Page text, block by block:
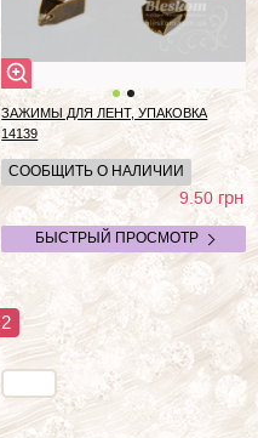
ЗАЖИМЫ ДЛЯ ЛЕНТ, УПАКОВКА
14139
СООБЩИТЬ О НАЛИЧИИ
9.50грн
БЫСТРЫЙ ПРОСМОТР
2